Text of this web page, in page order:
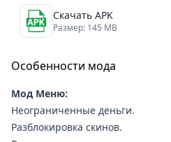
возрастов. Интуитивно
обеспечивает лёгкое
Почему стоит скачать Super
Разнообразие ролей и
игре.
Интерактивный
Скачать APK
Размер: 145 MB
Особенности мода
Мод Меню:
Неограниченные деньги.
Разблокировка скинов.